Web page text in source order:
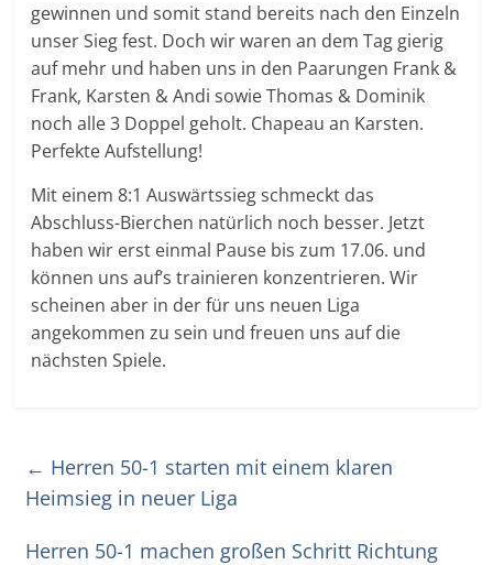
gewinnen und somit stand bereits nach den Einzeln
unser Sieg fest. Doch wir waren an dem Tag gierig
auf mehr und haben uns in den Paarungen Frank &
Frank, Karsten & Andi sowie Thomas & Dominik
noch alle 3 Doppel geholt. Chapeau an Karsten.
Perfekte Aufstellung!
Mit einem 8:1 Auswärtssieg schmeckt das
Abschluss-Bierchen natürlich noch besser. Jetzt
haben wir erst einmal Pause bis zum 17.06. und
können uns auf’s trainieren konzentrieren. Wir
scheinen aber in der für uns neuen Liga
angekommen zu sein und freuen uns auf die
nächsten Spiele.
← Herren 50-1 starten mit einem klaren
Heimsieg in neuer Liga
Herren 50-1 machen großen Schritt Richtung